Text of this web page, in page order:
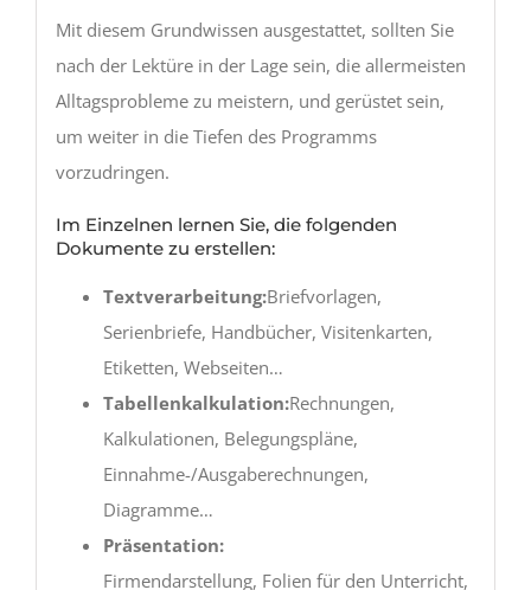
Mit diesem Grundwissen ausgestattet, sollten Sie
nach der Lektüre in der Lage sein, die allermeisten
Alltagsprobleme zu meistern, und gerüstet sein,
um weiter in die Tiefen des Programms
vorzudringen.
Im Einzelnen lernen Sie, die folgenden
Dokumente zu erstellen:
Textverarbeitung:Briefvorlagen,
Serienbriefe, Handbücher, Visitenkarten,
Etiketten, Webseiten…
Tabellenkalkulation:Rechnungen,
Kalkulationen, Belegungspläne,
Einnahme-/Ausgaberechnungen,
Diagramme…
Präsentation:
Firmendarstellung, Folien für den Unterricht,